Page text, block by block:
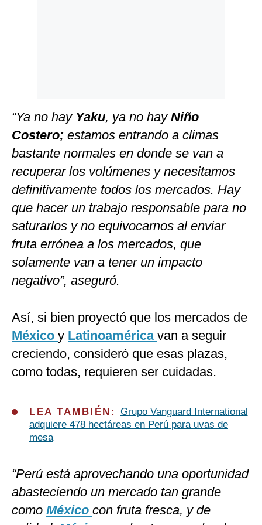
“Ya no hay Yaku, ya no hay Niño
Costero; estamos entrando a climas
bastante normales en donde se van a
recuperar los volúmenes y necesitamos
definitivamente todos los mercados. Hay
que hacer un trabajo responsable para no
saturarlos y no equivocarnos al enviar
fruta errónea a los mercados, que
solamente van a tener un impacto
negativo”, aseguró.
Así, si bien proyectó que los mercados de
México y Latinoamérica van a seguir
creciendo, consideró que esas plazas,
como todas, requieren ser cuidadas.
LEA TAMBIÉN: Grupo Vanguard International
adquiere 478 hectáreas en Perú para uvas de
mesa
“Perú está aprovechando una oportunidad
abasteciendo un mercado tan grande
como México con fruta fresca, y de